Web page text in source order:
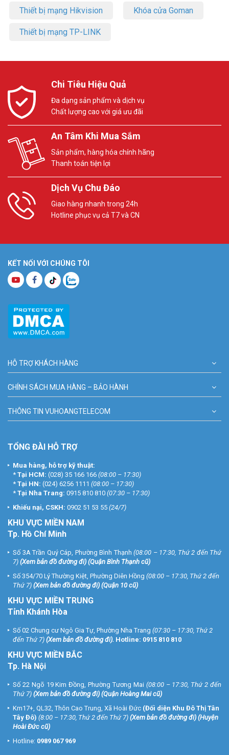
Thiết bị mạng Hikvision Khóa cửa Goman
Thiết bị mạng TP-LINK
Chi Tiêu Hiệu Quả
Đa dạng sản phẩm và dịch vụ
Chất lượng cao với giá ưu đãi
An Tâm Khi Mua Sắm
Sản phẩm, hàng hóa chính hãng
Thanh toán tiện lợi
Dịch Vụ Chu Đáo
Giao hàng nhanh trong 24h
Hotline phục vụ cả T7 và CN
KẾT NỐI VỚI CHÚNG TÔI
HỖ TRỢ KHÁCH HÀNG
CHÍNH SÁCH MUA HÀNG – BẢO HÀNH
THÔNG TIN VUHOANGTELECOM
TỔNG ĐÀI HỖ TRỢ
Mua hàng, hỗ trợ kỹ thuật:
* Tại HCM: (028) 35 166 166 (08:00 – 17:30)
* Tại HN: (024) 6256 1111 (08:00 – 17:30)
* Tại Nha Trang: 0915 810 810 (07:30 – 17:30)
Khiếu nại, CSKH: 0902 51 53 55 (24/7)
KHU VỰC MIỀN NAM
Tp. Hồ Chí Minh
Số 3A Trần Quý Cáp, Phường Bình Thạnh (08:00 – 17:30, Thứ 2 đến Thứ
7) (Xem bản đồ đường đi) (Quận Bình Thạnh cũ)
Số 354/70 Lý Thường Kiệt, Phường Diên Hồng (08:00 – 17:30, Thứ 2 đến
Thứ 7) (Xem bản đồ đường đi) (Quận 10 cũ)
KHU VỰC MIỀN TRUNG
Tỉnh Khánh Hòa
Số 02 Chung cư Ngô Gia Tự, Phường Nha Trang (07:30 – 17:30, Thứ 2
đến Thứ 7) (Xem bản đồ đường đi). Hotline: 0915 810 810
KHU VỰC MIỀN BẮC
Tp. Hà Nội
Số 22 Ngõ 19 Kim Đồng, Phường Tương Mai (08:00 – 17:30, Thứ 2 đến
Thứ 7) (Xem bản đồ đường đi) (Quận Hoàng Mai cũ)
Km17+, QL32, Thôn Cao Trung, Xã Hoài Đức (Đối diện Khu Đô Thị Tân
Tây Đô) (8:00 – 17:30, Thứ 2 đến Thứ 7) (Xem bản đồ đường đi) (Huyện
Hoài Đức cũ)
Hotline: 0989 067 969